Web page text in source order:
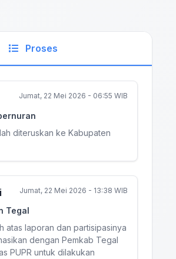
Proses
Jumat, 22 Mei 2026 - 06:55 WIB
diteruskan ke Kabupaten
Jumat, 22 Mei 2026 - 13:38 WIB
Tegal
atas laporan dan partisipasinya
dengan Pemkab Tegal
PUPR untuk dilakukan